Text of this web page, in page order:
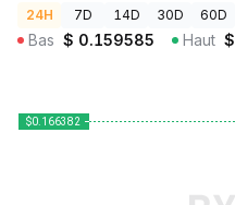
24H 7D 14D 30D 60D
Bas $ 0.159585 Haut $